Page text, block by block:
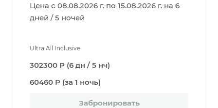
Цена с 08.08.2026 г. по 15.08.2026 г. на 6
дней / 5 ночей
Ultra All Inclusive
302300 Р (6 дн / 5 нч)
60460 Р (за 1 ночь)
Забронировать